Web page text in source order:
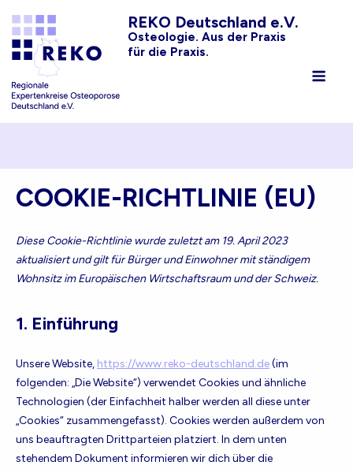
to
content
REKO Deutschland e.V.
Osteologie. Aus der Praxis
für die Praxis.
COOKIE-RICHTLINIE (EU)
Diese Cookie-Richtlinie wurde zuletzt am 19. April 2023
aktualisiert und gilt für Bürger und Einwohner mit ständigem
Wohnsitz im Europäischen Wirtschaftsraum und der Schweiz.
1. Einführung
Unsere Website, https://www.reko-deutschland.de(im
folgenden: „Die Website“) verwendet Cookies und ähnliche
Technologien (der Einfachheit halber werden all diese unter
„Cookies“ zusammengefasst). Cookies werden außerdem von
uns beauftragten Drittparteien platziert. In dem unten
stehendem Dokument informieren wir dich über die